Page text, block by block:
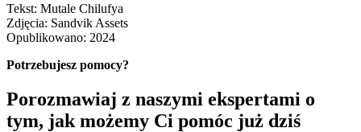
Tekst: Mutale Chilufya
Zdjęcia: Sandvik Assets
Opublikowano: 2024
Potrzebujesz pomocy?
Porozmawiaj z naszymi ekspertami o
tym, jak możemy Ci pomóc już dziś